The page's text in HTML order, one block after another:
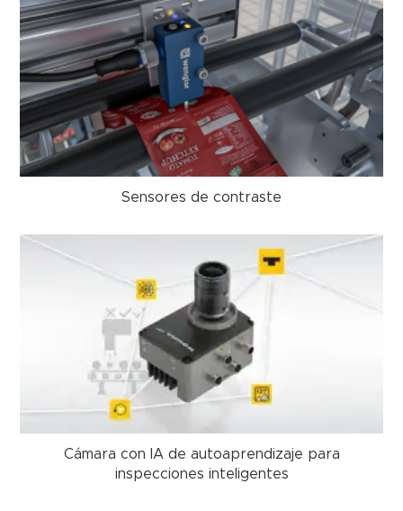
Sensores de contraste
Cámara con IA de autoaprendizaje para
inspecciones inteligentes